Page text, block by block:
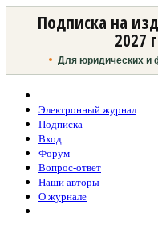
Подписка на
2027
Для юридических и
Электронный журнал
Подписка
Вход
Форум
Вопрос-ответ
Наши авторы
О журнале